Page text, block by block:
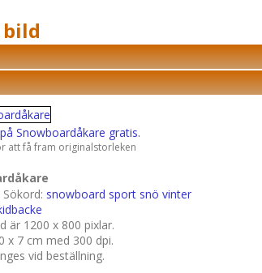
bild
Snowboardåkare gratis.
att få fram originalstorleken
Sökord: snowboard sport snö vinter
är 1200 x 800 pixlar.
x 7 cm med 300 dpi.
vid beställning.